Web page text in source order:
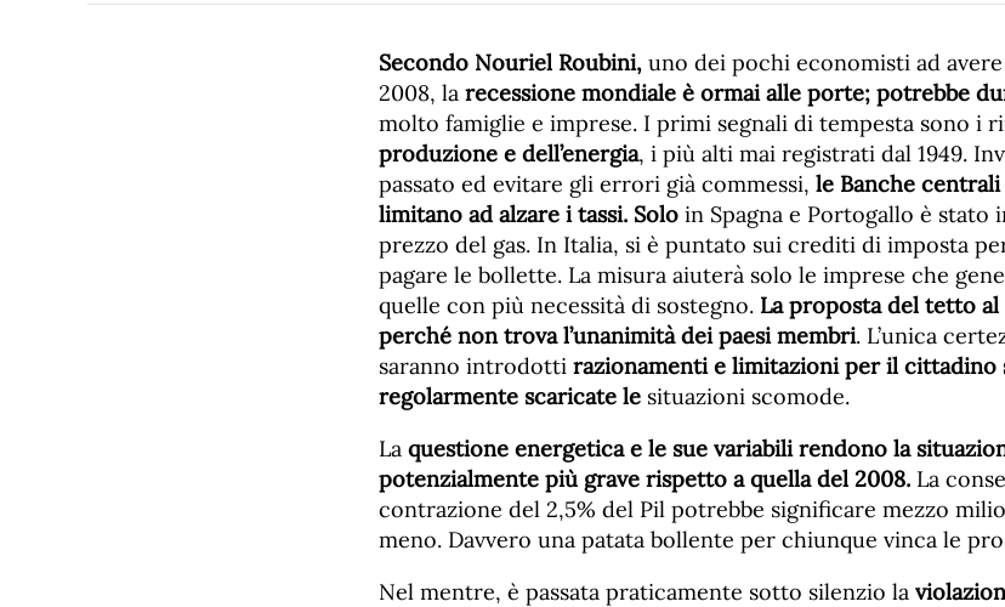
Secondo Nouriel Roubini, uno dei pochi economisti ad
2008, la recessione mondiale è ormai alle porte; potrebbe
molto famiglie e imprese. I primi segnali di tempesta sono i
produzione e dell’energia, i più alti mai registrati dal 1949.
passato ed evitare gli errori già commessi, le Banche
limitano ad alzare i tassi. Solo in Spagna e Portogallo è
prezzo del gas. In Italia, si è puntato sui crediti di imposta
pagare le bollette. La misura aiuterà solo le imprese che
quelle con più necessità di sostegno. La proposta del tetto
perché non trova l’unanimità dei paesi membri. L’unica
saranno introdotti razionamenti e limitazioni per il cittadino
regolarmente scaricate le situazioni scomode.
La questione energetica e le sue variabili rendono la
potenzialmente più grave rispetto a quella del 2008. La
contrazione del 2,5% del Pil potrebbe significare mezzo
meno. Davvero una patata bollente per chiunque vinca le
Nel mentre, è passata praticamente sotto silenzio la